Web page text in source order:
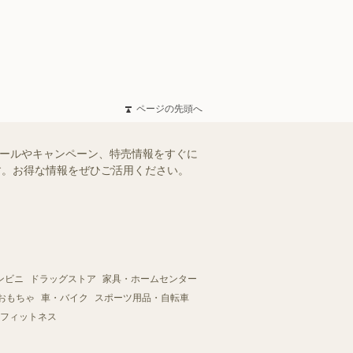
ページの先頭へ
ルやキャンペーン、特売情報をすぐに
お得な情報をぜひご活用ください。
ビニ ドラッグストア
家具・ホームセンター
もちゃ
車・バイク
スポーツ用品・自転車
ィットネス